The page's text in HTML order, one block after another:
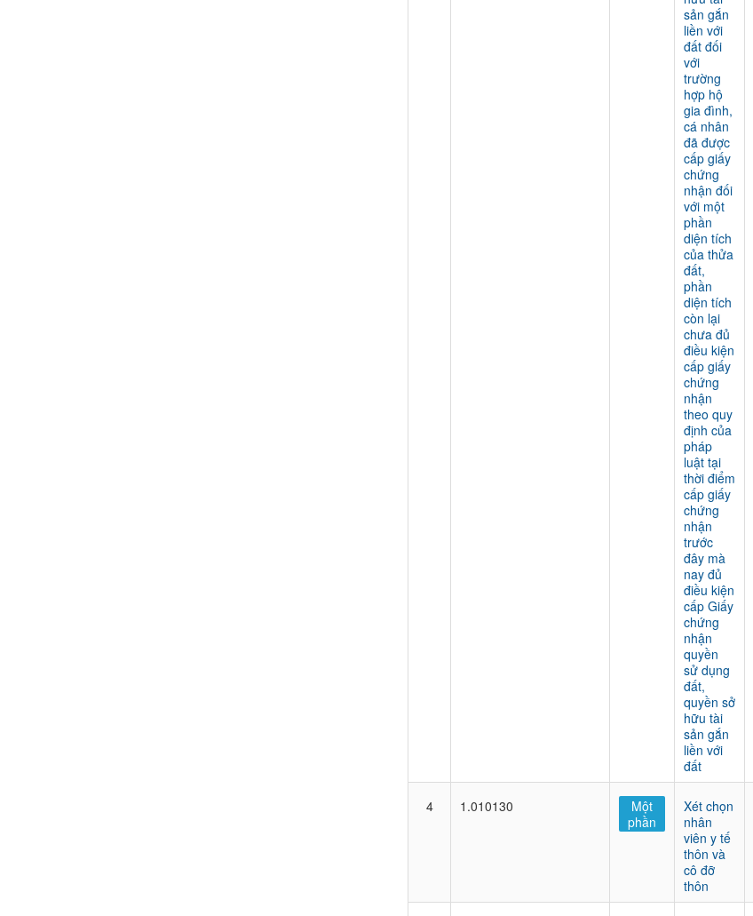
sản gắn
liền với
đất đối
với
trường
hợp hộ
gia đình,
cá nhân
đã được
cấp giấy
chứng
nhận đối
với một
phần
diện tích
của thửa
đất,
phần
diện tích
còn lại
chưa đủ
điều kiện
cấp giấy
chứng
nhận
theo quy
định của
pháp
luật tại
thời điểm
cấp giấy
chứng
nhận
trước
đây mà
nay đủ
điều kiện
cấp Giấy
chứng
nhận
quyền
sử dụng
đất,
quyền sở
hữu tài
sản gắn
liền với
đất
4 1.010130
Một
phần
Xét chọn
nhân
viên y tế
thôn và
cô đỡ
thôn